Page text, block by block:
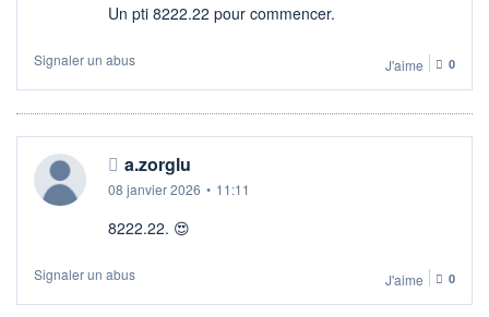
Un pti 8222.22 pour commencer.
Signaler un abus J'aime 0
a.zorglu
08 janvier 2026 • 11:11
8222.22. 😍
Signaler un abus J'aime 0